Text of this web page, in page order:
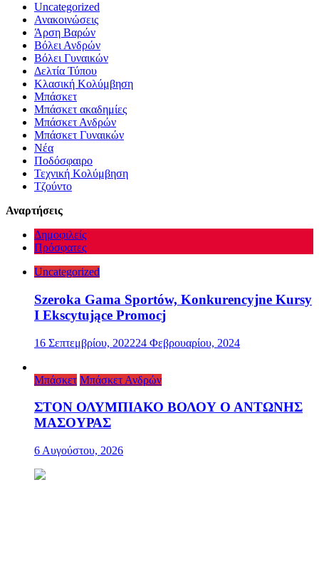
Uncategorized
Ανακοινώσεις
Άρση Βαρών
Βόλει Ανδρών
Βόλει Γυναικών
Δελτία Τύπου
Κλασική Κολύμβηση
Μπάσκετ
Μπάσκετ ακαδημίες
Μπάσκετ Ανδρών
Μπάσκετ Γυναικών
Νέα
Ποδόσφαιρο
Τεχνική Κολύμβηση
Τζούντο
Αναρτήσεις
Δημοφιλείς
Πρόσφατες
Uncategorized
Szeroka Gama Sportów, Konkurencyjne Kursy
I Ekscytujące Promocj
16 Σεπτεμβρίου, 202224 Φεβρουαρίου, 2024
Μπάσκετ Μπάσκετ Ανδρών
ΣΤΟΝ ΟΛΥΜΠΙΑΚΟ ΒΟΛΟΥ Ο ΑΝΤΩΝΗΣ
ΜΑΣΟΥΡΑΣ
6 Αυγούστου, 2026